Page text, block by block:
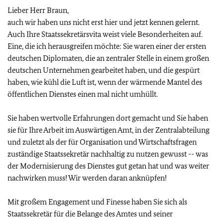
Lieber Herr Braun,
auch wir haben uns nicht erst hier und jetzt kennen gelernt.
Auch Ihre Staatssekretärsvita weist viele Besonderheiten auf.
Eine, die ich herausgreifen möchte: Sie waren einer der ersten
deutschen Diplomaten, die an zentraler Stelle in einem großen
deutschen Unternehmen gearbeitet haben, und die gespürt
haben, wie kühl die Luft ist, wenn der wärmende Mantel des
öffentlichen Dienstes einen mal nicht umhüllt.
Sie haben wertvolle Erfahrungen dort gemacht und Sie haben
sie für Ihre Arbeit im Auswärtigen Amt, in der Zentralabteilung
und zuletzt als der für Organisation und Wirtschaftsfragen
zuständige Staatssekretär nachhaltig zu nutzen gewusst -- was
der Modernisierung des Dienstes gut getan hat und was weiter
nachwirken muss! Wir werden daran anknüpfen!
Mit großem Engagement und Finesse haben Sie sich als
Staatssekretär für die Belange des Amtes und seiner